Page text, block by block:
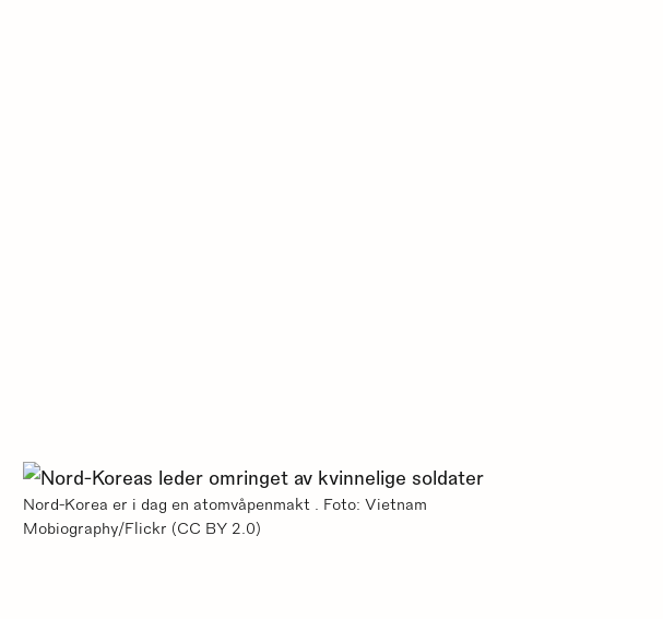
Nord-Korea er i dag en atomvåpenmakt . Foto: Vietnam
Mobiography/Flickr (CC BY 2.0)